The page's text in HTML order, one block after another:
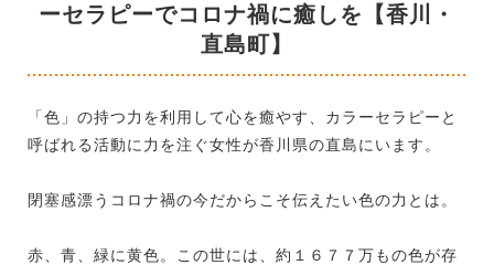
ーセラピーでコロナ禍に癒しを【香川・
直島町】
「色」の持つ力を利用して心を癒やす、カラーセラピーと
呼ばれる活動に力を注ぐ女性が香川県の直島にいます。
閉塞感漂うコロナ禍の今だからこそ伝えたい色の力とは。
赤、青、緑に黄色。この世には、約１６７７万もの色が存